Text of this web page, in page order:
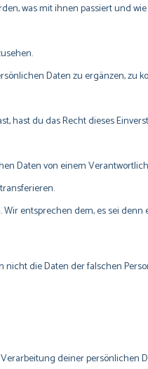
was mit ihnen passiert und
Daten zu ergänzen, zu
hast du das Recht dieses
Daten von einem
entsprechen dem, es sei denn
nicht die Daten der falschen
deiner persönlichen